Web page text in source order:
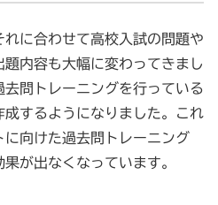
に合わせて高校入試の問題や
内容も大幅に変わってきまし
問トレーニングを行っている
成するようになりました。これ
に向けた過去問トレーニング
が出なくなっています。